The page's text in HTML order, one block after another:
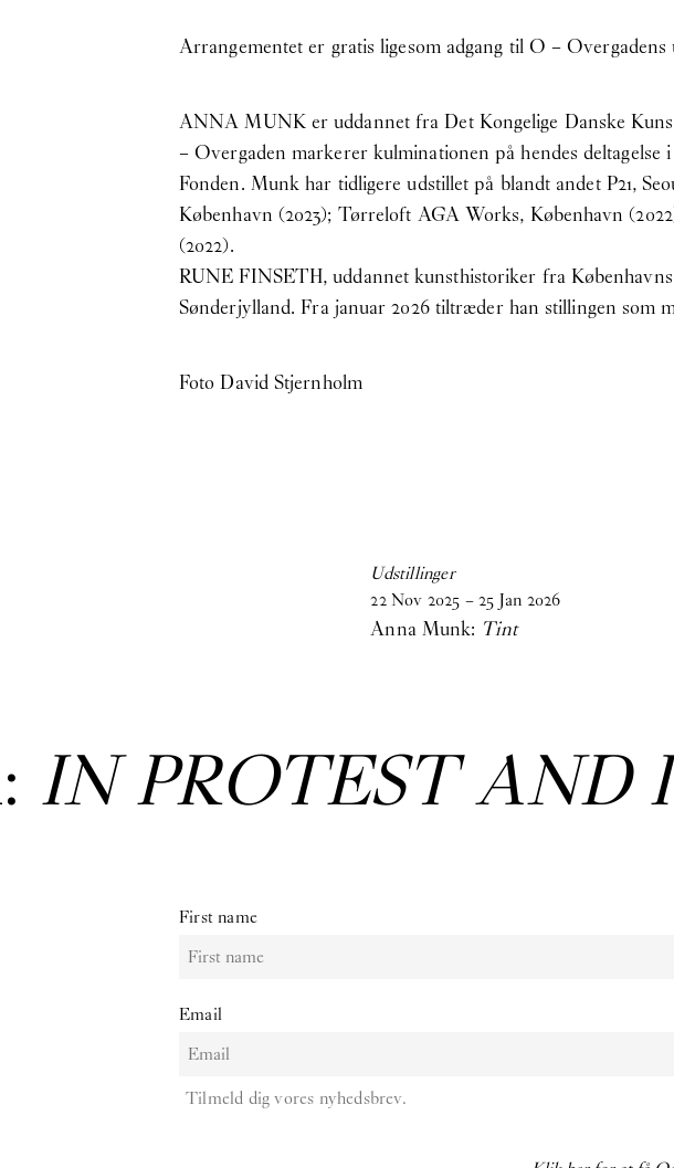
Arrangementet er gratis ligesom adgang til O – Overgadens
ANNA MUNK er uddannet fra Det Kongelige Danske
– Overgaden markerer kulminationen på hendes
Fonden. Munk har tidligere udstillet på blandt andet P21,
København (2023); Tørreloft AGA Works, København
(2022).
RUNE FINSETH, uddannet kunsthistoriker fra
Sønderjylland. Fra januar 2026 tiltræder han stillingen
Foto David Stjernholm
Udstillinger
22 Nov 2025 –25 Jan 2026
Anna Munk: Tint
IN PROTEST AND
First name
Email
Tilmeld dig vores nyhedsbrev.